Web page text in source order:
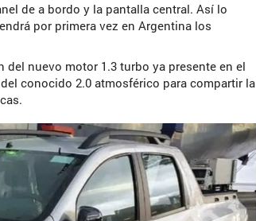
de a bordo y la pantalla central. Así lo
por primera vez en Argentina los
nuevo motor 1.3 turbo ya presente en el
conocido 2.0 atmosférico para compartir la